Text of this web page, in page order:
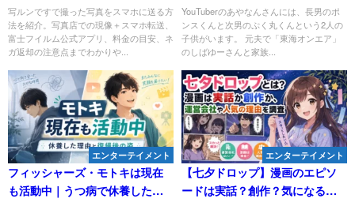
の日の写真がようやくみんなに
届く
写ルンですで撮った写真をスマホに送る方
法を紹介。写真店での現像＋スマホ転送、
富士フイルム公式アプリ、料金の目安、ネ
ガ返却の注意点までわかりや...
の理由と、元夫しばゆーとの現
在
YouTuberのあやなんさんには、長男のポ
ンスくんと次男のぷく丸くんという2人の
子供がいます。 元夫で「東海オンエア」
のしばゆーさんと家族...
エンターテイメント
フィッシャーズ・モトキは現在
も活動中｜うつ病で休養した理
エンターテイメント
【七夕ドロップ】漫画のエピソ
ードは実話？創作？気になる運